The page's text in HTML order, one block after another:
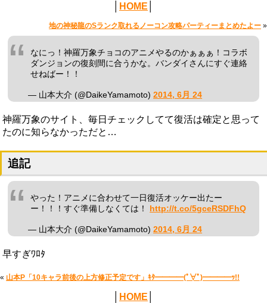
HOME
地の神秘龍のSランク取れるノーコン攻略パーティーまとめたよー »
なにっ！神羅万象チョコのアニメやるのかぁぁぁ！コラボ
ダンジョンの復刻間に合うかな。バンダイさんにすぐ連絡
せねばー！！
— 山本大介 (@DaikeYamamoto)2014, 6月 24
神羅万象のサイト、毎日チェックしてて復活は確定と思って
たのに知らなかっただと…
追記
やった！アニメに合わせて一日復活オッケー出たー
ー！！！すぐ準備しなくては！
http://t.co/5gceRSDFhQ
— 山本大介 (@DaikeYamamoto)2014, 6月 24
早すぎﾜﾛﾀ
« 山本P「10キャラ前後の上方修正予定です」ｷﾀ━━━━(ﾟ∀ﾟ)━━━━ｯ!!
HOME